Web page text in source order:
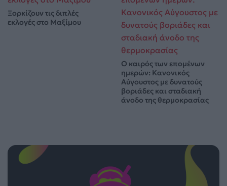
Ξορκίζουν τις διπλές
εκλογές στο Μαξίμου
Ο καιρός των επομένων
ημερών: Κανονικός
Αύγουστος με δυνατούς
βοριάδες και σταδιακή
άνοδο της θερμοκρασίας